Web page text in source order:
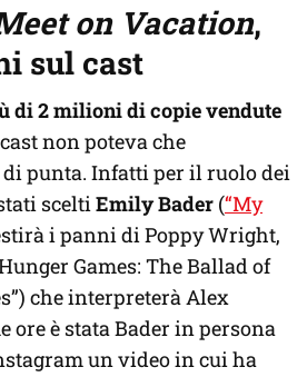
on Vacation,
sul cast
di 2 milioni di copie vendute
non poteva che
punta. Infatti per il ruolo dei
sceltiEmily Bader (“My
i panni di Poppy Wright,
Games: The Ballad of
che interpreterà Alex
ore è stata Bader in persona
un video in cui ha